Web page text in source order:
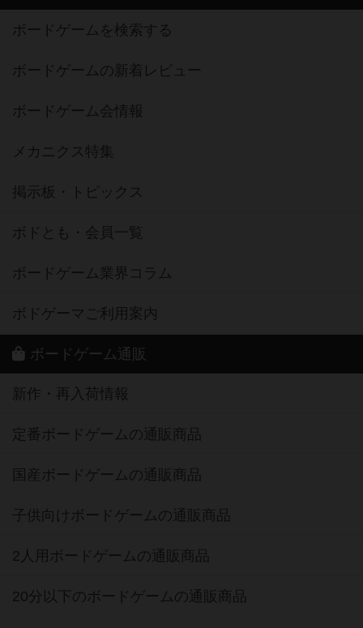
ボードゲームを検索する
ボードゲームの新着レビュー
ボードゲーム会情報
メカニクス特集
掲示板・トピックス
ボドとも・会員一覧
ボードゲーム業界コラム
ボドゲーマご利用案内
ボードゲーム通販
新作・再入荷情報
定番ボードゲームの通販商品
国産ボードゲームの通販商品
子供向けボードゲームの通販商品
2人用ボードゲームの通販商品
20分以下のボードゲームの通販商品